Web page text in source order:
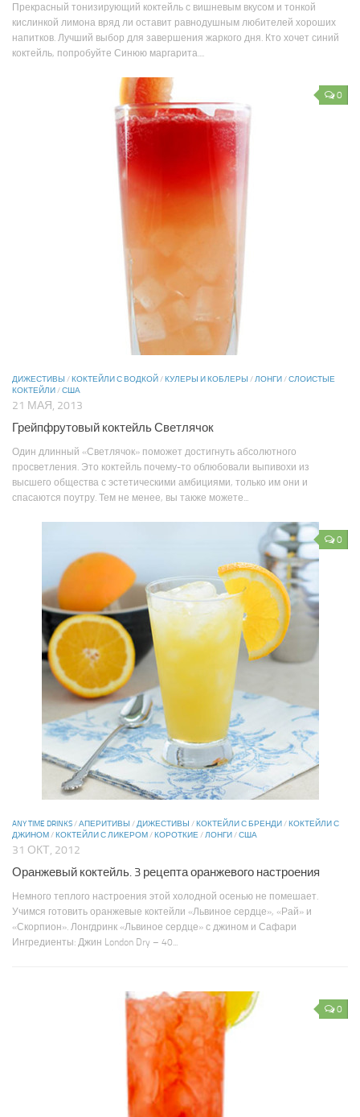
Прекрасный тонизирующий коктейль с вишневым вкусом и тонкой
кислинкой лимона вряд ли оставит равнодушным любителей хороших
напитков. Лучший выбор для завершения жаркого дня. Кто хочет синий
коктейль, попробуйте Синюю маргарита....
0
ДИЖЕСТИВЫ /КОКТЕЙЛИ С ВОДКОЙ/КУЛЕРЫ И КОБЛЕРЫ /ЛОНГИ/СЛОИСТЫЕ
КОКТЕЙЛИ/США
21 МАЯ, 2013
Грейпфрутовый коктейль Светлячок
Один длинный «Светлячок» поможет достигнуть абсолютного
просветления. Это коктейль почему-то облюбовали выпивохи из
высшего общества с эстетическими амбициями, только им они и
спасаются поутру. Тем не менее, вы также можете...
0
ANY TIME DRINKS/АПЕРИТИВЫ /ДИЖЕСТИВЫ /КОКТЕЙЛИ С БРЕНДИ/КОКТЕЙЛИ С
ДЖИНОМ/КОКТЕЙЛИ С ЛИКЕРОМ/КОРОТКИЕ/ЛОНГИ/США
31 ОКТ, 2012
Оранжевый коктейль. 3 рецепта оранжевого настроения
Немного теплого настроения этой холодной осенью не помешает.
Учимся готовить оранжевые коктейли «Львиное сердце», «Рай» и
«Скорпион». Лонгдринк «Львиное сердце» с джином и Сафари
Ингредиенты: Джин London Dry – 40...
0